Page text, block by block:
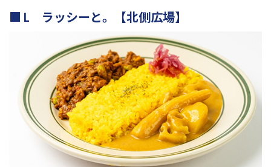
L ラッシーと。【北側広場】